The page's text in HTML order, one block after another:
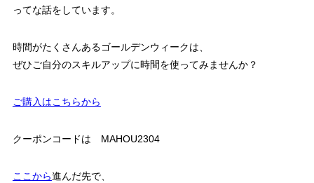
ってな話をしています。
時間がたくさんあるゴールデンウィークは、
ぜひご自分のスキルアップに時間を使ってみませんか？
ご購入はこちらから
クーポンコードは MAHOU2304
ここから進んだ先で、